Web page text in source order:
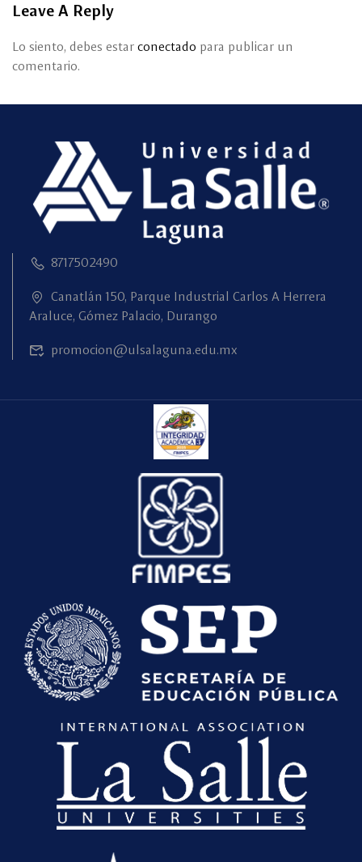
Leave A Reply
Lo siento, debes estar conectado para publicar un
comentario.
8717502490
Canatlán 150, Parque Industrial Carlos A Herrera
Araluce, Gómez Palacio, Durango
promocion@ulsalaguna.edu.mx